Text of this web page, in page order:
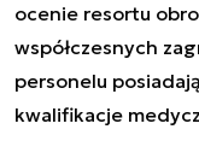
ocenie resortu
współczesnych
personelu
kwalifikacje